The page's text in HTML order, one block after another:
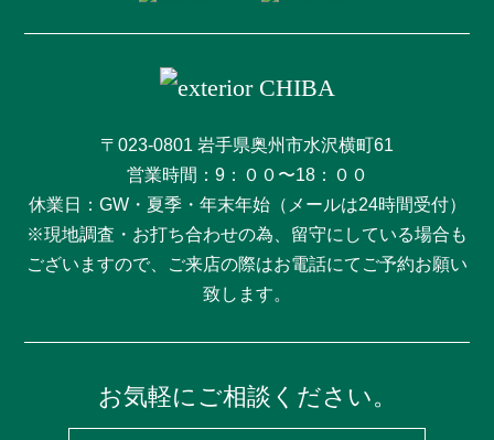
〒023-0801 岩手県奥州市水沢横町61
営業時間：9：００〜18：００
休業日：GW・夏季・年末年始（メールは24時間受付）
※現地調査・お打ち合わせの為、留守にしている場合も
ございますので、ご来店の際はお電話にてご予約お願い
致します。
お気軽にご相談ください。